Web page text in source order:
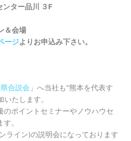
ー品川 ３F
＆会場
ージよりお申込み下さい。
合説会 」へ当社も"熊本を代表す
たします。
のポイントセミナーやノウハウセ
。
ライン)の説明会になっております